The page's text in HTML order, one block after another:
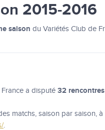
2015-2016
saison du Variétés Club de
a disputé 32 rencontres
matchs, saison par saison, à
.